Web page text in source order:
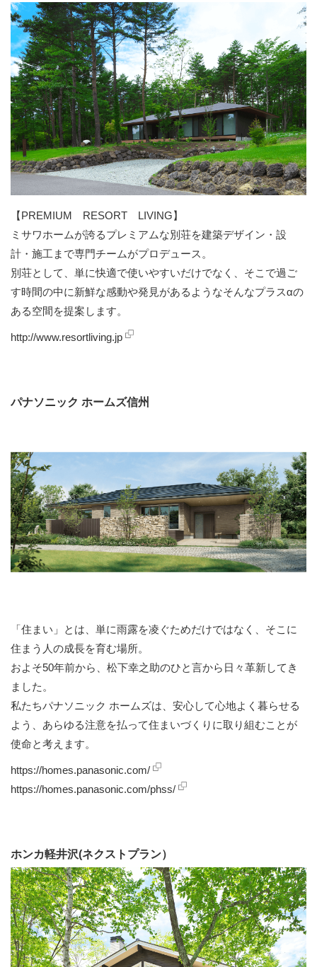
【PREMIUM RESORT LIVING】
ミサワホームが誇るプレミアムな別荘を建築デザイン・設
計・施工まで専門チームがプロデュース。
別荘として、単に快適で使いやすいだけでなく、そこで過ご
す時間の中に新鮮な感動や発見があるようなそんなプラスαの
ある空間を提案します。
http://www.resortliving.jp
パナソニック ホームズ信州
「住まい」とは、単に雨露を凌ぐためだけではなく、そこに
住まう人の成長を育む場所。
およそ50年前から、松下幸之助のひと言から日々革新してき
ました。
私たちパナソニック ホームズは、安心して心地よく暮らせる
よう、あらゆる注意を払って住まいづくりに取り組むことが
使命と考えます。
https://homes.panasonic.com/
https://homes.panasonic.com/phss/
ホンカ軽井沢(ネクストプラン）